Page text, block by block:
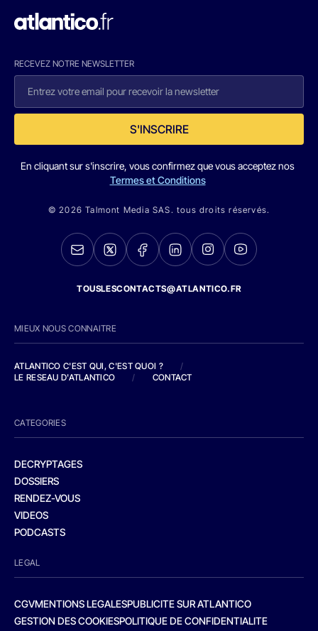
RECEVEZ NOTRE NEWSLETTER
S'INSCRIRE
En cliquant sur s'inscrire, vous confirmez que vous acceptez nos
Termes et Conditions
© 2026 Talmont Media SAS. tous droits réservés.
TOUSLESCONTACTS@ATLANTICO.FR
MIEUX NOUS CONNAITRE
ATLANTICO C'EST QUI, C'EST QUOI ?
/
LE RESEAU D'ATLANTICO
/ CONTACT
CATEGORIES
DECRYPTAGES
DOSSIERS
RENDEZ-VOUS
VIDEOS
PODCASTS
LEGAL
CGVMENTIONS LEGALESPUBLICITE SUR ATLANTICO
GESTION DES COOKIESPOLITIQUE DE CONFIDENTIALITE